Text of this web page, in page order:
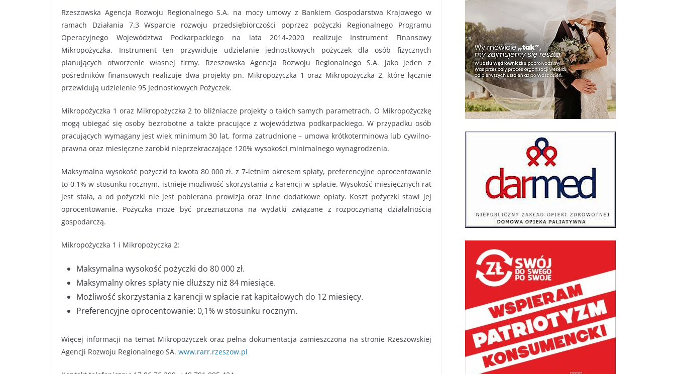
Rzeszowska Agencja Rozwoju Regionalnego S.A. na mocy umowy z Bankiem Gospodarstwa Krajowego w
ramach Działania 7.3 Wsparcie rozwoju przedsiębiorczości poprzez pożyczki Regionalnego Programu
Operacyjnego Województwa Podkarpackiego na lata 2014-2020 realizuje Instrument Finansowy
Mikropożyczka. Instrument ten przywiduje udzielanie jednostkowych pożyczek dla osób fizycznych
planujących otworzenie własnej firmy. Rzeszowska Agencja Rozwoju Regionalnego S.A. jako jeden z
pośredników finansowych realizuje dwa projekty pn. Mikropożyczka 1 oraz Mikropożyczka 2, które łącznie
przewidują udzielenie 95 Jednostkowych Pożyczek.
Mikropożyczka 1 oraz Mikropożyczka 2 to bliźniacze projekty o takich samych parametrach. O Mikropożyczkę
mogą ubiegać się osoby bezrobotne a także pracujące z województwa podkarpackiego. W przypadku osób
pracujących wymagany jest wiek minimum 30 lat, forma zatrudnione – umowa krótkoterminowa lub cywilno-
prawna oraz miesięczne zarobki nieprzekraczające 120% wysokości minimalnego wynagrodzenia.
Maksymalna wysokość pożyczki to kwota 80 000 zł. z 7-letnim okresem spłaty, preferencyjne oprocentowanie
to 0,1% w stosunku rocznym, istnieje możliwość skorzystania z karencji w spłacie. Wysokość miesięcznych rat
jest stała, a od pożyczki nie jest pobierana prowizja oraz inne dodatkowe opłaty. Koszt pożyczki stawi jej
oprocentowanie. Pożyczka może być przeznaczona na wydatki związane z rozpoczynaną działalnością
gospodarczą.
Mikropożyczka 1 i Mikropożyczka 2:
Maksymalna wysokość pożyczki do 80 000 zł.
Maksymalny okres spłaty nie dłuższy niż 84 miesiące.
Możliwość skorzystania z karencji w spłacie rat kapitałowych do 12 miesięcy.
Preferencyjne oprocentowanie: 0,1% w stosunku rocznym.
Więcej informacji na temat Mikropożyczek oraz pełna dokumentacja zamieszczona na stronie Rzeszowskiej
Agencji Rozwoju Regionalnego SA. www.rarr.rzeszow.pl